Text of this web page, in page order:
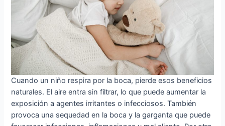
Cuando un niño respira por la boca, pierde esos beneficios
naturales. El aire entra sin filtrar, lo que puede aumentar la
exposición a agentes irritantes o infecciosos. También
provoca una sequedad en la boca y la garganta que puede